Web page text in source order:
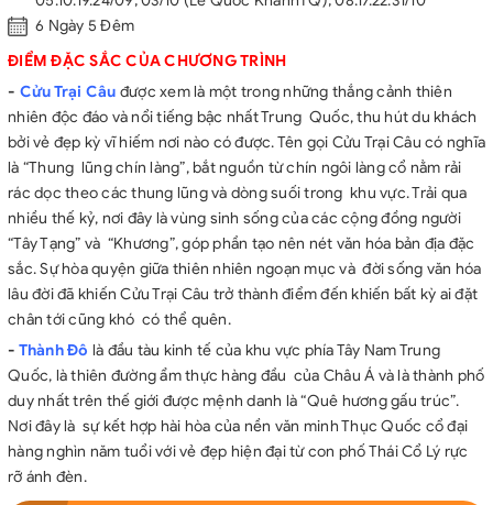
6 Ngày 5 Đêm
ĐIỂM ĐẶC SẮC CỦA CHƯƠNG TRÌNH
- Cửu Trại Câu được xem là một trong những thắng cảnh thiên
nhiên độc đáo và nổi tiếng bậc nhất Trung Quốc, thu hút du khách
bởi vẻ đẹp kỳ vĩ hiếm nơi nào có được. Tên gọi Cửu Trại Câu có nghĩa
là “Thung lũng chín làng”, bắt nguồn từ chín ngôi làng cổ nằm rải
rác dọc theo các thung lũng và dòng suối trong khu vực. Trải qua
nhiều thế kỷ, nơi đây là vùng sinh sống của các cộng đồng người
“Tây Tạng” và “Khương”, góp phần tạo nên nét văn hóa bản địa đặc
sắc. Sự hòa quyện giữa thiên nhiên ngoạn mục và đời sống văn hóa
lâu đời đã khiến Cửu Trại Câu trở thành điểm đến khiến bất kỳ ai đặt
chân tới cũng khó có thể quên.
- Thành Đô là đầu tàu kinh tế của khu vực phía Tây Nam Trung
Quốc, là thiên đường ẩm thực hàng đầu của Châu Á và là thành phố
duy nhất trên thế giới được mệnh danh là “Quê hương gấu trúc”.
Nơi đây là sự kết hợp hài hòa của nền văn minh Thục Quốc cổ đại
hàng nghìn năm tuổi với vẻ đẹp hiện đại từ con phố Thái Cổ Lý rực
rỡ ánh đèn.